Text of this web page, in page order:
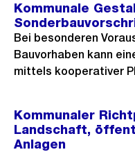
Kommunale
Bei besonderen
Bauvorhaben kann
mittels kooperativer
Kommunaler
Landschaft,
Anlagen